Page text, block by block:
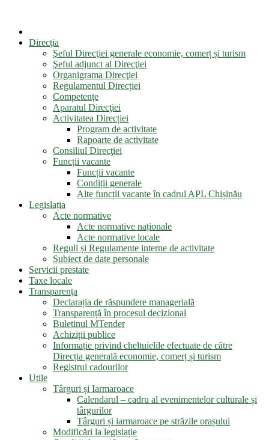
Direcţia
Şeful Direcţiei generale economie, comerț și turism
Şeful adjunct al Direcţiei
Organigrama Direcţiei
Regulamentul Direcției
Competenţe
Aparatul Direcţiei
Activitatea Direcției
Program de activitate
Rapoarte de activitate
Consiliul Direcţiei
Funcții vacante
Funcții vacante
Condiții generale
Alte funcții vacante în cadrul APL Chișinău
Legislația
Acte normative
Acte normative naționale
Acte normative locale
Reguli și Regulamente interne de activitate
Subiect de date personale
Servicii prestate
Taxe locale
Transparenţa
Declarația de răspundere managerială
Transparență în procesul decizional
Buletinul MTender
Achiziții publice
Informație privind cheltuielile efectuate de către
Direcția generală economie, comerț și turism
Registrul cadourilor
Utile
Târguri și Iarmaroace
Calendarul – cadru al evenimentelor culturale și
târgurilor
Târguri și iarmaroace pe străzile orașului
Modificări la legislație